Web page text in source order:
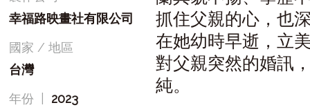
幸福路映畫社有限公司
國家 / 地區
台灣
年份
2023
抓住父親的心，也
在她幼時早逝，立
對父親突然的婚訊
純。